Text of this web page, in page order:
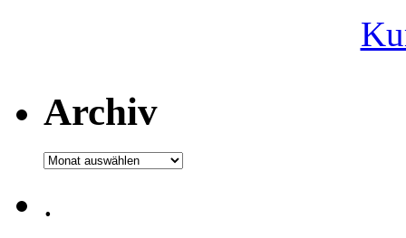
Archiv
Archiv
.